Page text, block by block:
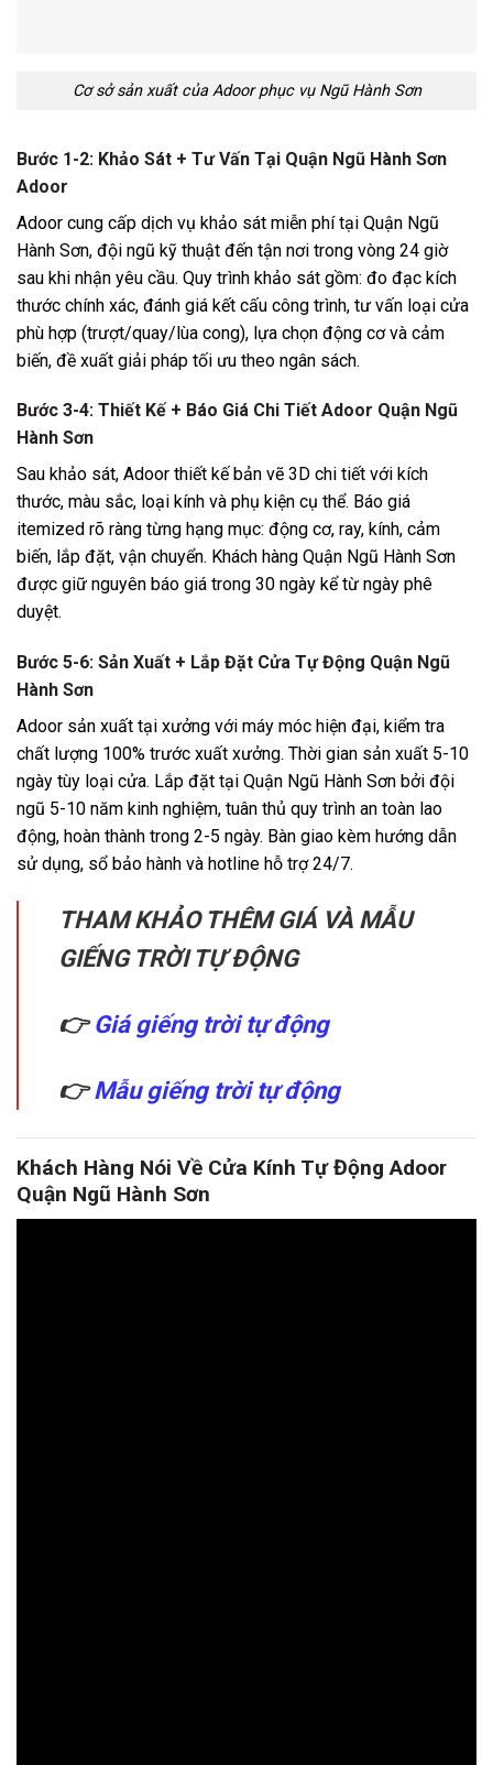
Cơ sở sản xuất của Adoor phục vụ Ngũ Hành Sơn
Bước 1-2: Khảo Sát + Tư Vấn Tại Quận Ngũ Hành Sơn
Adoor
Adoor cung cấp dịch vụ khảo sát miễn phí tại Quận Ngũ
Hành Sơn, đội ngũ kỹ thuật đến tận nơi trong vòng 24 giờ
sau khi nhận yêu cầu. Quy trình khảo sát gồm: đo đạc kích
thước chính xác, đánh giá kết cấu công trình, tư vấn loại cửa
phù hợp (trượt/quay/lùa cong), lựa chọn động cơ và cảm
biến, đề xuất giải pháp tối ưu theo ngân sách.
Bước 3-4: Thiết Kế + Báo Giá Chi Tiết Adoor Quận Ngũ
Hành Sơn
Sau khảo sát, Adoor thiết kế bản vẽ 3D chi tiết với kích
thước, màu sắc, loại kính và phụ kiện cụ thể. Báo giá
itemized rõ ràng từng hạng mục: động cơ, ray, kính, cảm
biến, lắp đặt, vận chuyển. Khách hàng Quận Ngũ Hành Sơn
được giữ nguyên báo giá trong 30 ngày kể từ ngày phê
duyệt.
Bước 5-6: Sản Xuất + Lắp Đặt Cửa Tự Động Quận Ngũ
Hành Sơn
Adoor sản xuất tại xưởng với máy móc hiện đại, kiểm tra
chất lượng 100% trước xuất xưởng. Thời gian sản xuất 5-10
ngày tùy loại cửa. Lắp đặt tại Quận Ngũ Hành Sơn bởi đội
ngũ 5-10 năm kinh nghiệm, tuân thủ quy trình an toàn lao
động, hoàn thành trong 2-5 ngày. Bàn giao kèm hướng dẫn
sử dụng, sổ bảo hành và hotline hỗ trợ 24/7.
THAM KHẢO THÊM GIÁ VÀ MẪU
GIẾNG TRỜI TỰ ĐỘNG
👉Giá giếng trời tự động
👉Mẫu giếng trời tự động
Khách Hàng Nói Về Cửa Kính Tự Động Adoor
Quận Ngũ Hành Sơn